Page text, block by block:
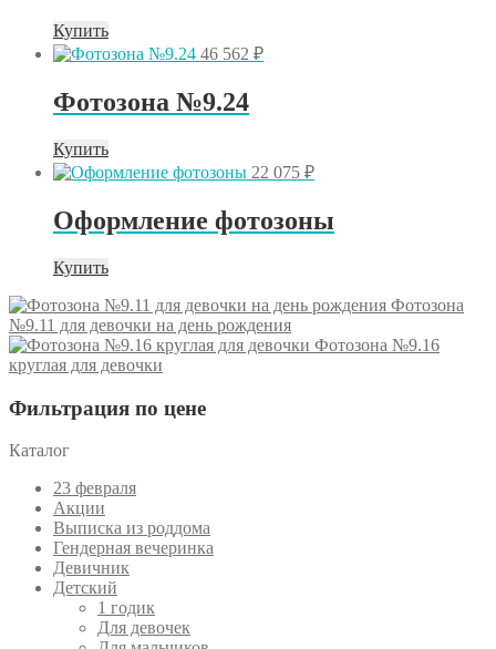
Купить
46 562 ₽
Фотозона №9.24
Купить
22 075 ₽
Оформление фотозоны
Купить
Фотозона
№9.11 для девочки на день рождения
Фотозона №9.16
круглая для девочки
Фильтрация по цене
Каталог
23 февраля
Акции
Выписка из роддома
Гендерная вечеринка
Девичник
Детский
1 годик
Для девочек